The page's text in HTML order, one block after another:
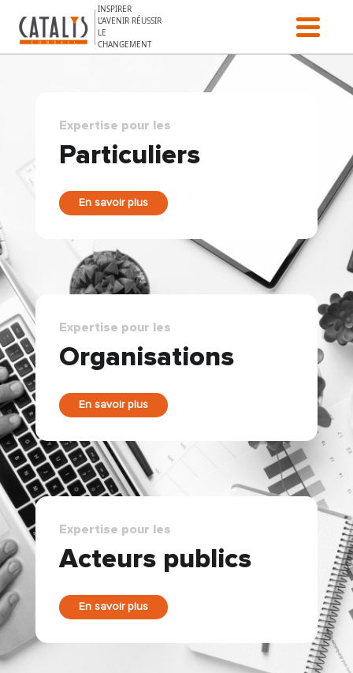
INSPIRER
L’AVENIR RÉUSSIR
LE
CHANGEMENT
Expertise pour les
Particuliers
En savoir plus
Expertise pour les
Organisations
En savoir plus
Expertise pour les
Acteurs publics
En savoir plus